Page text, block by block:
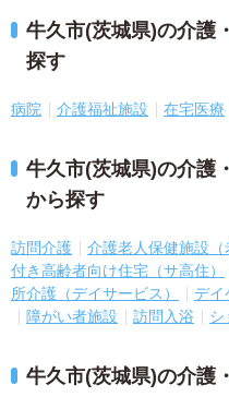
牛久市(茨城県)の介護
探す
病院 介護福祉施設 在宅医療
牛久市(茨城県)の介護
から探す
訪問介護 介護老人保健施設（
付き高齢者向け住宅（サ高住）
所介護（デイサービス）
デイ
障がい者施設
訪問入浴 シ
牛久市(茨城県)の介護